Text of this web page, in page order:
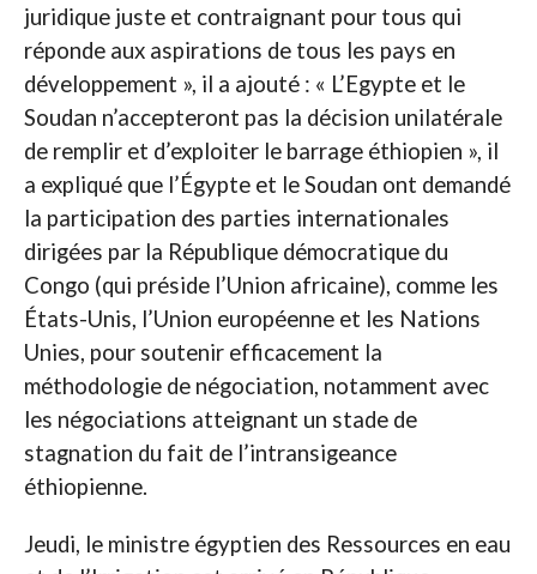
juridique juste et contraignant pour tous qui
réponde aux aspirations de tous les pays en
développement », il a ajouté : « L’Egypte et le
Soudan n’accepteront pas la décision unilatérale
de remplir et d’exploiter le barrage éthiopien », il
a expliqué que l’Égypte et le Soudan ont demandé
la participation des parties internationales
dirigées par la République démocratique du
Congo (qui préside l’Union africaine), comme les
États-Unis, l’Union européenne et les Nations
Unies, pour soutenir efficacement la
méthodologie de négociation, notamment avec
les négociations atteignant un stade de
stagnation du fait de l’intransigeance
éthiopienne.
Jeudi, le ministre égyptien des Ressources en eau